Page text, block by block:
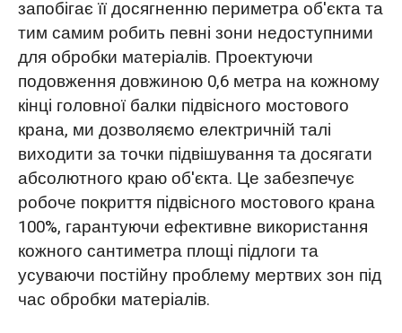
запобігає її досягненню периметра об'єкта та
тим самим робить певні зони недоступними
для обробки матеріалів. Проектуючи
подовження довжиною 0,6 метра на кожному
кінці головної балки підвісного мостового
крана, ми дозволяємо електричній талі
виходити за точки підвішування та досягати
абсолютного краю об'єкта. Це забезпечує
робоче покриття підвісного мостового крана
100%, гарантуючи ефективне використання
кожного сантиметра площі підлоги та
усуваючи постійну проблему мертвих зон під
час обробки матеріалів.